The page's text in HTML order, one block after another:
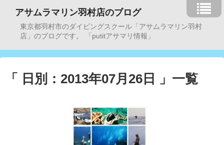
アサムラマリン羽村店のブログ
東京都羽村市のダイビングスクール「アサムラマリン羽村
店」のブログです。 「putitアサマリ情報」
「 日別：2013年07月26日 」一覧